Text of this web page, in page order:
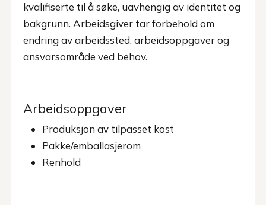
kvalifiserte til å søke, uavhengig av identitet og
bakgrunn. Arbeidsgiver tar forbehold om
endring av arbeidssted, arbeidsoppgaver og
ansvarsområde ved behov.
Arbeidsoppgaver
Produksjon av tilpasset kost
Pakke/emballasjerom
Renhold